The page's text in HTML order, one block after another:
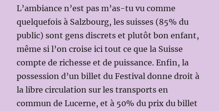
L’ambiance n’est pas m’as-tu vu comme
quelquefois à Salzbourg, les suisses (85% du
public) sont gens discrets et plutôt bon enfant,
même si l’on croise ici tout ce que la Suisse
compte de richesse et de puissance. Enfin, la
possession d’un billet du Festival donne droit à
la libre circulation sur les transports en
commun de Lucerne, et à 50% du prix du billet